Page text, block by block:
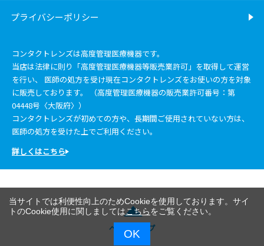
プライバシーポリシー
コンタクトレンズは高度管理医療機器です。
当店は法律に則り「高度管理医療機器等販売業許可」を取得して運営
を行い、 医師の処方を受け現在コンタクトレンズをお使いの方を対象
に販売しております。 （高度管理医療機器の販売業許可番号：第
04448号〈大阪府〉）
コンタクトレンズが初めての方や、長期間ご使用されていない方は、
医師の処方を受けた上でご利用ください。
詳しくはこちら
ページトップ
当サイトでは利便性向上のためCookieを使用しております。サイ
トのCookie使用に関しましてはこちらをご覧ください。
OK